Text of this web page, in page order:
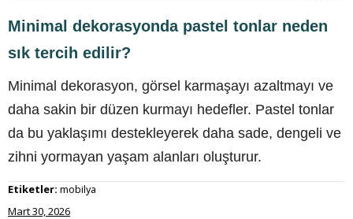
Minimal dekorasyonda pastel tonlar neden
sık tercih edilir?
Minimal dekorasyon, görsel karmaşayı azaltmayı ve
daha sakin bir düzen kurmayı hedefler. Pastel tonlar
da bu yaklaşımı destekleyerek daha sade, dengeli ve
zihni yormayan yaşam alanları oluşturur.
Etiketler: mobilya
Mart 30, 2026